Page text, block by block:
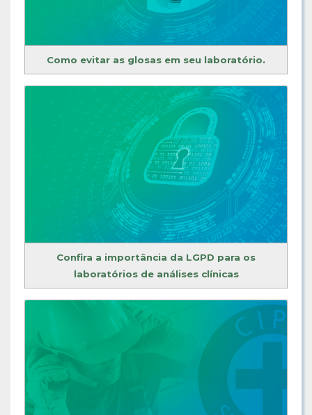
Como evitar as glosas em seu laboratório.
Confira a importância da LGPD para os
laboratórios de análises clínicas